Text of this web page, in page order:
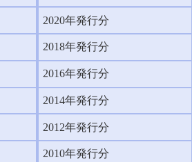
2020年発行分
2018年発行分
2016年発行分
2014年発行分
2012年発行分
2010年発行分